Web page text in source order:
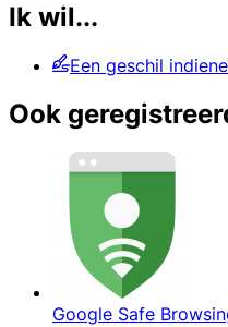
Ik wil...
Een geschil
Ook
Google Safe